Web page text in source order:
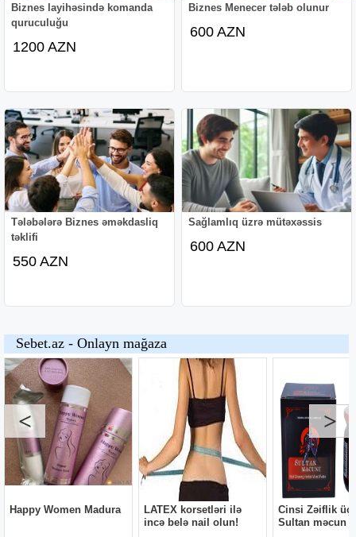
Biznes layihəsində komanda
quruculuğu
1200 AZN
Biznes Menecer tələb olunur
600 AZN
Tələbələrə Biznes əməkdasliq
təklifi
550 AZN
Sağlamlıq üzrə mütəxəssis
600 AZN